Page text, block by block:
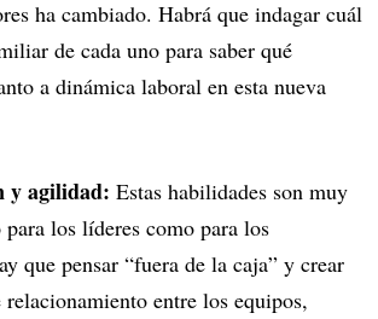
ha cambiado. Habrá que indagar cuál
de cada uno para saber qué
a dinámica laboral en esta nueva
y agilidad: Estas habilidades son muy
los líderes como para los
que pensar “fuera de la caja” y crear
relacionamiento entre los equipos,